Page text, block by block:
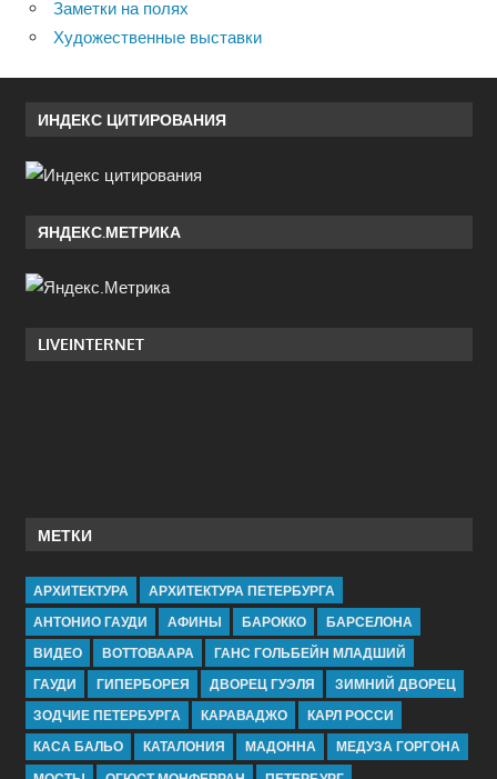
Заметки на полях
Художественные выставки
ИНДЕКС ЦИТИРОВАНИЯ
ЯНДЕКС.МЕТРИКА
LIVEINTERNET
МЕТКИ
АРХИТЕКТУРА
АРХИТЕКТУРА ПЕТЕРБУРГА
АНТОНИО ГАУДИ
АФИНЫ БАРОККО
БАРСЕЛОНА
ВИДЕО
ВОТТОВААРА
ГАНС ГОЛЬБЕЙН МЛАДШИЙ
ГАУДИ
ГИПЕРБОРЕЯ ДВОРЕЦ ГУЭЛЯ
ЗИМНИЙ ДВОРЕЦ
ЗОДЧИЕ ПЕТЕРБУРГА
КАРАВАДЖО
КАРЛ РОССИ
КАСА БАЛЬО
КАТАЛОНИЯ МАДОННА
МЕДУЗА ГОРГОНА